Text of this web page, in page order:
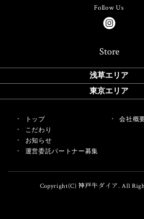
Follow Us
Store
浅草エリア
東京エリア
トップ
こだわり
お知らせ
運営委託パートナー募集
会社概
Copyright(C) 神戸牛ダイア. All